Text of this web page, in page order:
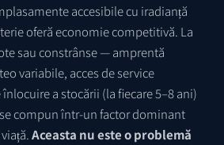
accesibile cu iradianță
oferă economie competitivă. La
sau constrânse — amprentă
variabile, acces de service
a stocării (la fiecare 5–8 ani)
compun într-un factor dominant
Aceasta nu este o problemă